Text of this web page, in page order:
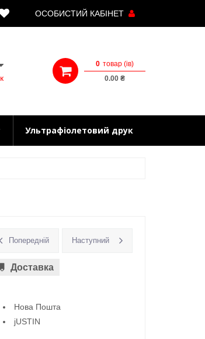
ОСОБИСТИЙ КАБІНЕТ
0 товар (iв)
0.00 ₴
Ультрафіолетовий друк
Попередній Наступний
Доставка
Нова Пошта
jUSTIN